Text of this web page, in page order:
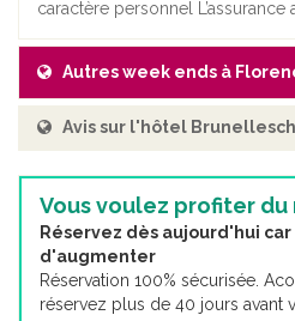
caractère personnel L’assurance
Autres week ends à
Avis sur l'hôtel
Vous voulez profiter
Réservez dès aujourd'hui
d'augmenter
Réservation 100% sécurisée.
réservez plus de 40 jours avant